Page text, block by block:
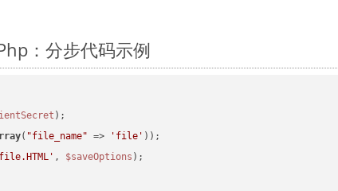
：分步代码示例
( "file_name" => 'file'
, $saveOptions